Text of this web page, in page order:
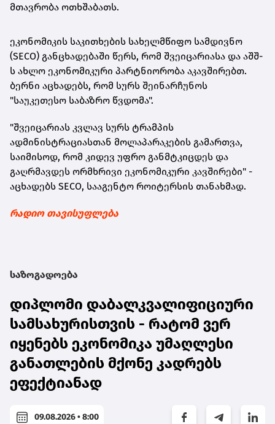
მთავრობა ოთხშაბათს.
ეკონომიკის საკითხების სახელმწიფო სამდივნო
(SECO) განცხადებაში წერს, რომ შვეიცარიასა და აშშ-
ს ახლო ეკონომიკური პარტნიორობა აკავშირებთ.
ბერნი აცხადებს, რომ სურს შეინარჩუნოს
"საუკეთესო საბაზრო წვდომა".
"შვეიცარიას კვლავ სურს ტრამპის
ადმინისტრაციასთან მოლაპარაკების გამართვა,
საიმისოდ, რომ კიდევ უფრო განმტკიცდეს და
გაღრმავდეს ორმხრივი ეკონომიკური კავშირები" -
აცხადებს SECO, სააგენტო როიტერსის თანახმად.
რადიო თავისუფლება
საზოგადოება
დიპლომი დაბალკვალიფიციური
სამსახურისთვის - რატომ ვერ
იყენებს ეკონომიკა უმაღლესი
განათლების მქონე კადრებს
ეფექტიანად
09.08.2026 • 8:00